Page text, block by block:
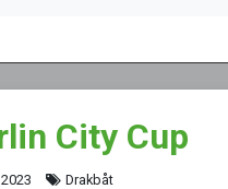
City Cup
Drakbåt